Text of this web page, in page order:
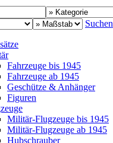
Suchen
Fahrzeuge bis 1945
Fahrzeuge ab 1945
Geschütze & Anhänger
Figuren
Militär-Flugzeuge bis 1945
Militär-Flugzeuge ab 1945
Hubschrauber